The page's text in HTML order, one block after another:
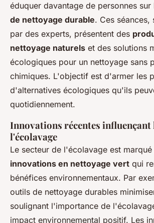
éduquer davantage de personnes sur
de nettoyage durable. Ces séances,
par des experts, présentent des
nettoyage naturels et des solutions
écologiques pour un nettoyage sans
chimiques. L'objectif est d'armer les
d'alternatives écologiques qu'ils
quotidiennement.
Innovations récentes influençant
l'écolavage
Le secteur de l'écolavage est
innovations en nettoyage vert qui
bénéfices environnementaux. Par
outils de nettoyage durables
soulignant l'importance de
impact environnemental positif. Les